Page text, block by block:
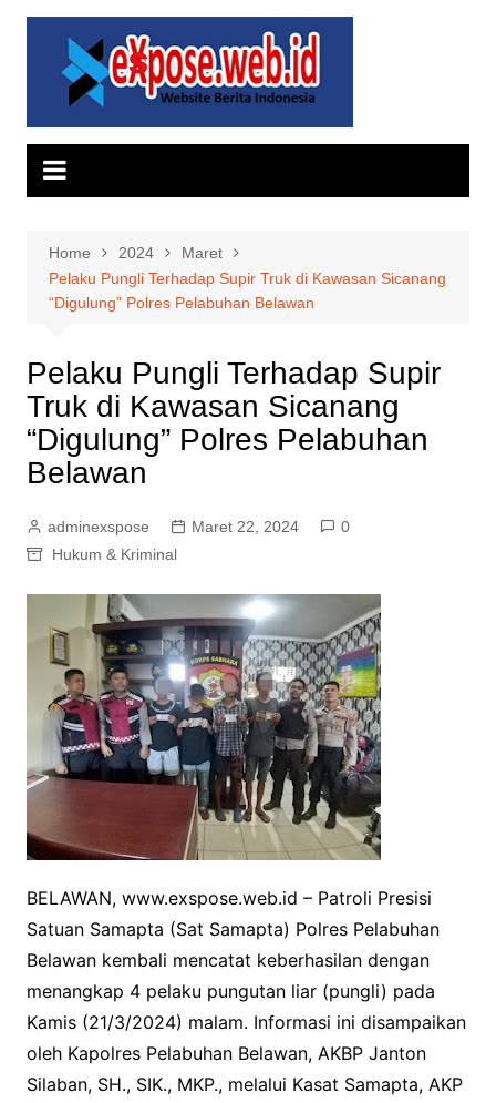
Skip
Home 2024
Maret
Pelaku Pungli Terhadap Supir Truk di Kawasan Sicanang
“Digulung” Polres Pelabuhan Belawan
Pelaku Pungli Terhadap Supir
Truk di Kawasan Sicanang
“Digulung” Polres Pelabuhan
Belawan
adminexspose Maret 22, 2024
0
Hukum & Kriminal
BELAWAN, www.exspose.web.id – Patroli Presisi
Satuan Samapta (Sat Samapta) Polres Pelabuhan
Belawan kembali mencatat keberhasilan dengan
menangkap 4 pelaku pungutan liar (pungli) pada
Kamis (21/3/2024) malam. Informasi ini disampaikan
oleh Kapolres Pelabuhan Belawan, AKBP Janton
Silaban, SH., SIK., MKP., melalui Kasat Samapta, AKP